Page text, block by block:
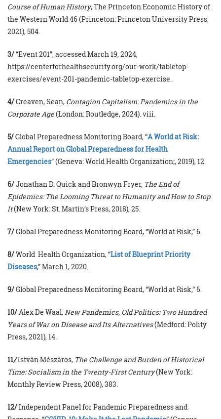
Course of Human History, The Princeton Economic History of
the Western World 46 (Princeton: Princeton University Press,
2021), 504.
3/“Event 201”, accessed March 19, 2024,
https://centerforhealthsecurity.org/our-work/tabletop-
exercises/event-201-pandemic-tabletop-exercise.
4/Creaven, Sean, Contagion Capitalism: Pandemics in the
Corporate Age(London: Routledge, 2024). viii.
5/Global Preparedness Monitoring Board, “A World at Risk:
Annual Report on Global Preparedness for Health
Emergencies” (Geneva: World Health Organization;, 2019), 12.
6/Jonathan D. Quick and Bronwyn Fryer, The End of
Epidemics: The Looming Threat to Humanity and How to Stop
It(New York: St. Martin’s Press, 2018), 25.
7/Global Preparedness Monitoring Board, “World at Risk,” 6.
8/World Health Organization, “List of Blueprint Priority
Diseases,” March 1, 2020.
9/Global Preparedness Monitoring Board, “World at Risk,” 6.
10/Alex De Waal,New Pandemics, Old Politics: Two Hundred
Years of War on Disease and Its Alternatives(Medford: Polity
Press, 2021), 14.
11/István Mészáros, The Challenge and Burden of Historical
Time: Socialism in the Twenty-First Century(New York:
Monthly Review Press, 2008), 383.
12/Independent Panel for Pandemic Preparedness and